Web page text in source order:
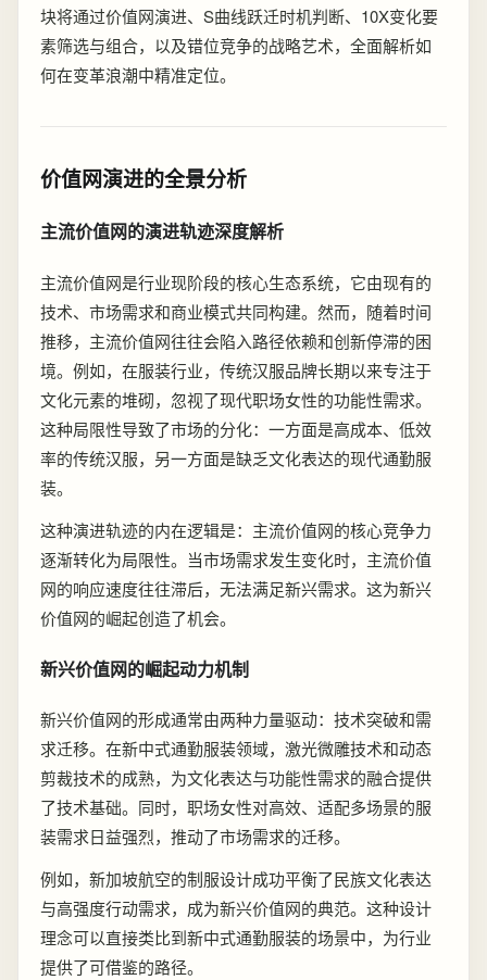
块将通过价值网演进、S曲线跃迁时机判断、10X变化要
素筛选与组合，以及错位竞争的战略艺术，全面解析如
何在变革浪潮中精准定位。
价值网演进的全景分析
主流价值网的演进轨迹深度解析
主流价值网是行业现阶段的核心生态系统，它由现有的
技术、市场需求和商业模式共同构建。然而，随着时间
推移，主流价值网往往会陷入路径依赖和创新停滞的困
境。例如，在服装行业，传统汉服品牌长期以来专注于
文化元素的堆砌，忽视了现代职场女性的功能性需求。
这种局限性导致了市场的分化：一方面是高成本、低效
率的传统汉服，另一方面是缺乏文化表达的现代通勤服
装。
这种演进轨迹的内在逻辑是：主流价值网的核心竞争力
逐渐转化为局限性。当市场需求发生变化时，主流价值
网的响应速度往往滞后，无法满足新兴需求。这为新兴
价值网的崛起创造了机会。
新兴价值网的崛起动力机制
新兴价值网的形成通常由两种力量驱动：技术突破和需
求迁移。在新中式通勤服装领域，激光微雕技术和动态
剪裁技术的成熟，为文化表达与功能性需求的融合提供
了技术基础。同时，职场女性对高效、适配多场景的服
装需求日益强烈，推动了市场需求的迁移。
例如，新加坡航空的制服设计成功平衡了民族文化表达
与高强度行动需求，成为新兴价值网的典范。这种设计
理念可以直接类比到新中式通勤服装的场景中，为行业
提供了可借鉴的路径。